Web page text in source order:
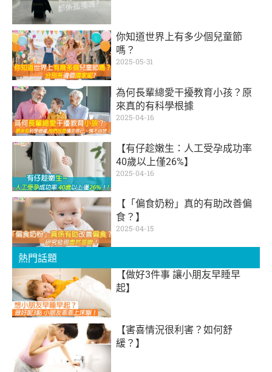
你知道世界上有多少個兒童節
嗎？
2025-05-31
為何長輩總愛干擾教育小孩？原
來真的有科學根據
2025-04-16
【有仔趁嫩生：人工受孕成功率
40歲以上僅26%】
2025-04-16
【「偏食奶粉」真的有助改善偏
食？】
2025-04-15
熱門話題
【做好3件事 讓小朋友早睡早
起】
【害喜情況很利害？如何舒
緩？】